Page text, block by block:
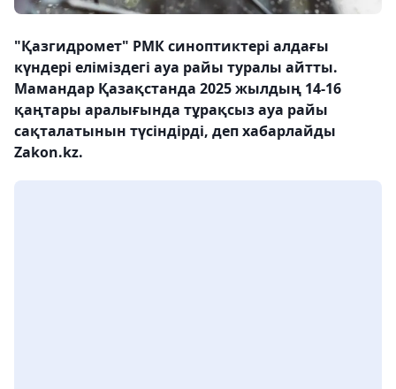
"Қазгидромет" РМК синоптиктері алдағы
күндері еліміздегі ауа райы туралы айтты.
Мамандар Қазақстанда 2025 жылдың 14-16
қаңтары аралығында тұрақсыз ауа райы
сақталатынын түсіндірді, деп хабарлайды
Zakon.kz.